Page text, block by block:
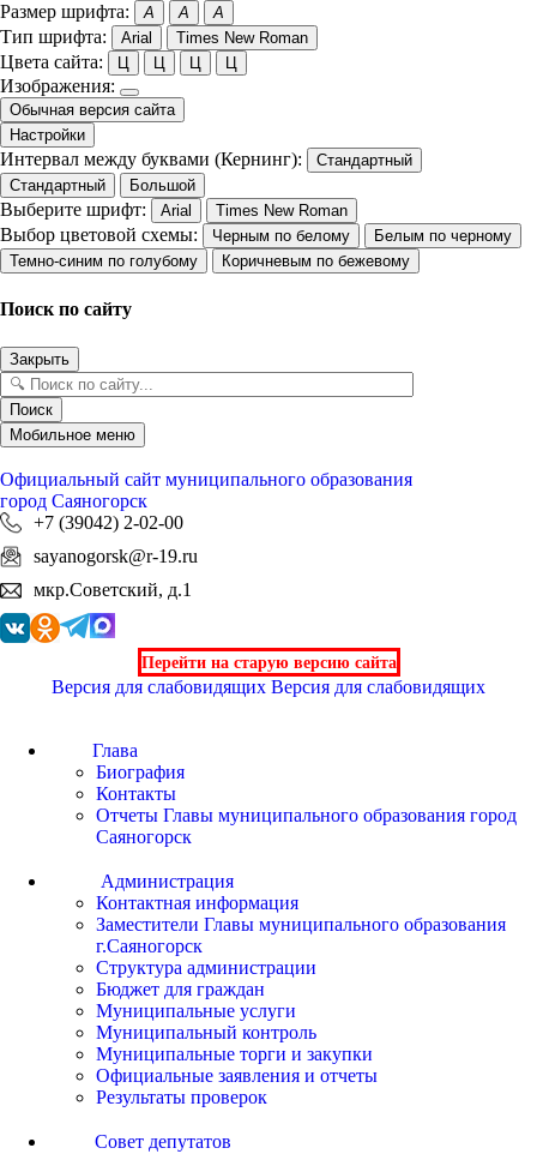
Размер шрифта: A A A
Тип шрифта: Arial Times New Roman
Цвета сайта: Ц Ц Ц Ц
Изображения:
Обычная версия сайта
Настройки
Интервал между буквами (Кернинг):
Стандартный
Стандартный
Большой
Выберите шрифт: Arial Times New Roman
Выбор цветовой схемы: Черным по белому
Белым по черному
Темно-синим по голубому
Коричневым по бежевому
Поиск по сайту
Закрыть
Поиск
Мобильное меню
Официальный сайт муниципального образования
город Саяногорск
+7 (39042) 2-02-00
sayanogorsk@r-19.ru
мкр.Советский, д.1
Перейти на старую версию сайта
Версия для слабовидящих Версия для слабовидящих
Глава
Биография
Контакты
Отчеты Главы муниципального образования город
Саяногорск
Администрация
Контактная информация
Заместители Главы муниципального образования
г.Саяногорск
Структура администрации
Бюджет для граждан
Муниципальные услуги
Муниципальный контроль
Муниципальные торги и закупки
Официальные заявления и отчеты
Результаты проверок
Совет депутатов